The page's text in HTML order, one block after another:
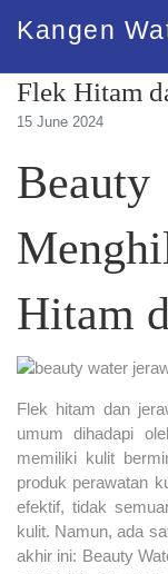
Kangen
Beauty
Flek Hitam
15 June 2024
Hitam
Flek hitam dan
umum dihadapi
memiliki kulit
produk perawatan
efektif, tidak
kulit. Namun, ada
akhir ini: Beauty